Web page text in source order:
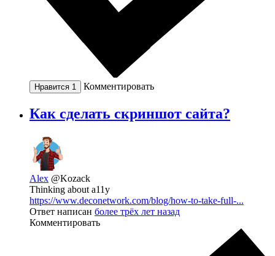
Нравится 1 Комментировать
Как сделать скриншот сайта?
Alex @Kozack
Thinking about a11y
https://www.deconetwork.com/blog/how-to-take-full-...
Ответ написан более трёх лет назад
Комментировать